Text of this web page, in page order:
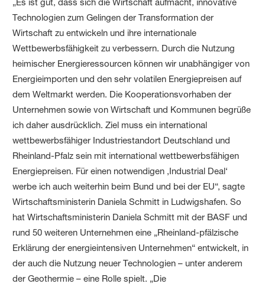
Technologien zum Gelingen der Transformation der
Wirtschaft zu entwickeln und ihre internationale
Wettbewerbsfähigkeit zu verbessern. Durch die Nutzung
heimischer Energieressourcen können wir unabhängiger von
Energieimporten und den sehr volatilen Energiepreisen auf
dem Weltmarkt werden. Die Kooperationsvorhaben der
Unternehmen sowie von Wirtschaft und Kommunen begrüße
ich daher ausdrücklich. Ziel muss ein international
wettbewerbsfähiger Industriestandort Deutschland und
Rheinland-Pfalz sein mit international wettbewerbsfähigen
Energiepreisen. Für einen notwendigen ‚Industrial Deal‘
werbe ich auch weiterhin beim Bund und bei der EU“, sagte
Wirtschaftsministerin Daniela Schmitt in Ludwigshafen. So
hat Wirtschaftsministerin Daniela Schmitt mit der BASF und
rund 50 weiteren Unternehmen eine „Rheinland-pfälzische
Erklärung der energieintensiven Unternehmen“ entwickelt, in
der auch die Nutzung neuer Technologien – unter anderem
der Geothermie – eine Rolle spielt. „Die